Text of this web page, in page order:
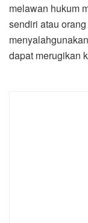
melawan hukum
sendiri atau
dapat merugikan